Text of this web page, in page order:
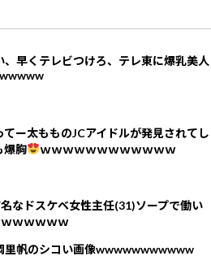
、早くテレビつけろ、テレ東に爆乳美人
てー太もものJCアイドルが発見されてし
爆胸
ｗｗｗｗｗｗｗｗｗｗｗｗ
なドスケベ女性主任(31)ソープで働い
ｗｗｗｗｗ
里帆のシコい画像wwwwwwwwwww